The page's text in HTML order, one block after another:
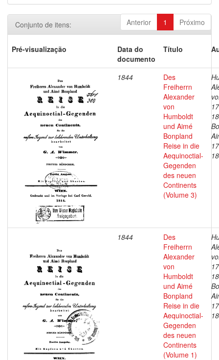
Anterior 1 Próximo
Conjunto de itens:
Pré-visualização
Data do
documento
Título
1844
Des
Freiherrn
Alexander
von
Humboldt
und Aimé
Bonpland
Reise in die
Aequinoctial-
Gegenden
des neuen
Continents
(Volume 3)
1844
Des
Freiherrn
Alexander
von
Humboldt
und Aimé
Bonpland
Reise in die
Aequinoctial-
Gegenden
des neuen
Continents
(Volume 1)